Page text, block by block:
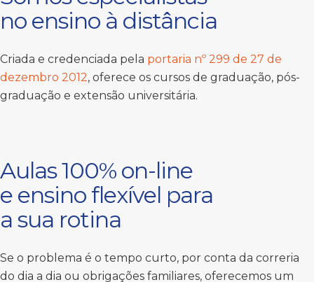
no ensino à distância
Criada e credenciada pela portaria nº 299 de 27 de
dezembro 2012, oferece os cursos de graduação, pós-
graduação e extensão universitária.
Aulas 100% on-line
e ensino flexível para
a sua rotina
Se o problema é o tempo curto, por conta da correria
do dia a dia ou obrigações familiares, oferecemos um